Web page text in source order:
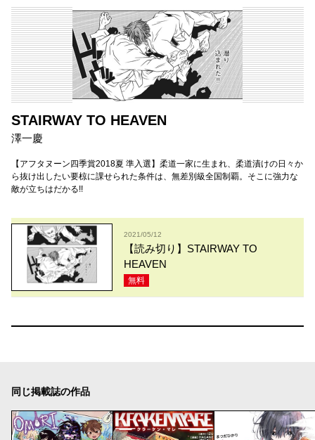
STAIRWAY TO HEAVEN
澤一慶
【アフタヌーン四季賞2018夏 準入選】柔道一家に生まれ、柔道漬けの日々か
ら抜け出したい要椋に課せられた条件は、無差別級全国制覇。そこに強力な
敵が立ちはだかる!!
2021/05/12
【読み切り】STAIRWAY TO
HEAVEN
無料
同じ掲載誌の作品